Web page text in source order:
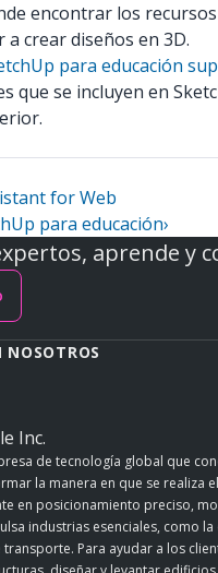
encontrar los
a crear diseños en 3D.
para educación
que se incluyen en
for Web
para educación›
aprende y
NOSOTROS
Inc.
de tecnología global que
la manera en que se realiza
en posicionamiento preciso,
industrias esenciales, como
transporte. Para ayudar a los